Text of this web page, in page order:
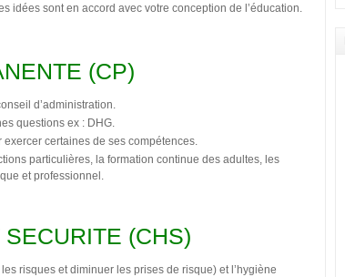
idées sont en accord avec votre conception de l’éducation.
(CP)
d’administration.
questions ex : DHG.
certaines de ses compétences.
particulières, la formation continue des adultes, les
et professionnel.
(CHS)
risques et diminuer les prises de risque) et l’hygiène